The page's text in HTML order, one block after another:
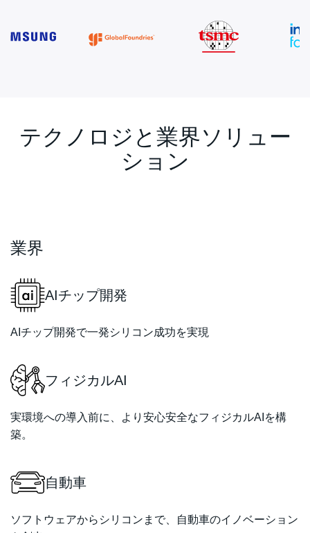
テクノロジと業界ソリュー
ション
業界
AIチップ開発
AIチップ開発で一発シリコン成功を実現
フィジカルAI
実環境への導入前に、より安心安全なフィジカルAIを構
築。
自動車
ソフトウェアからシリコンまで、自動車のイノベーション